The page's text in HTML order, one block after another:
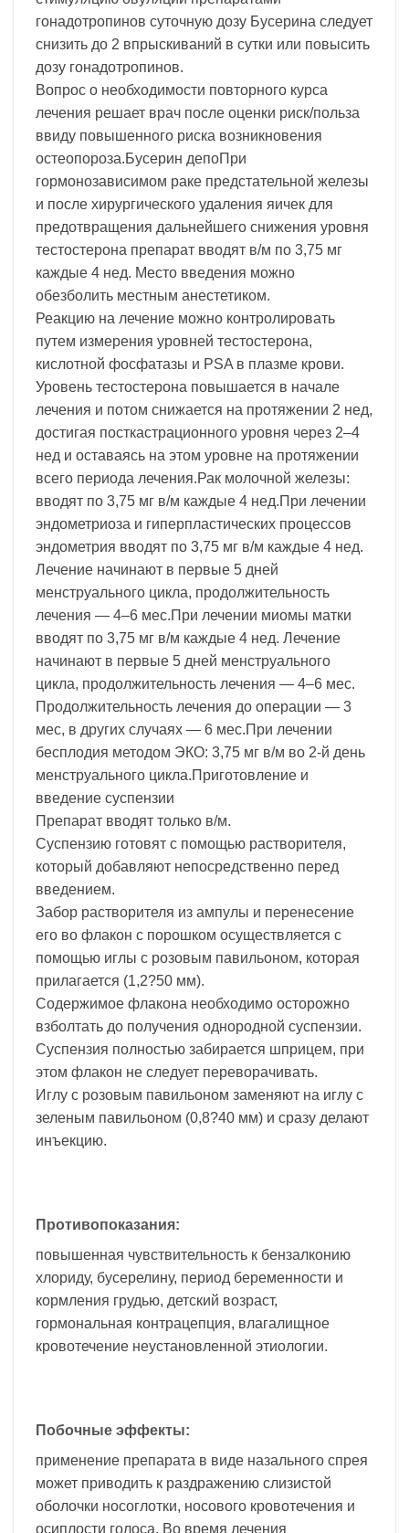
гонадотропинов суточную дозу Бусерина следует
снизить до 2 впрыскиваний в сутки или повысить
дозу гонадотропинов.
Вопрос о необходимости повторного курса
лечения решает врач после оценки риск/польза
ввиду повышенного риска возникновения
остеопороза.Бусерин депоПри
гормонозависимом раке предстательной железы
и после хирургического удаления яичек для
предотвращения дальнейшего снижения уровня
тестостерона препарат вводят в/м по 3,75 мг
каждые 4 нед. Место введения можно
обезболить местным анестетиком.
Реакцию на лечение можно контролировать
путем измерения уровней тестостерона,
кислотной фосфатазы и PSA в плазме крови.
Уровень тестостерона повышается в начале
лечения и потом снижается на протяжении 2 нед,
достигая посткастрационного уровня через 2–4
нед и оставаясь на этом уровне на протяжении
всего периода лечения.Рак молочной железы:
вводят по 3,75 мг в/м каждые 4 нед.При лечении
эндометриоза и гиперпластических процессов
эндометрия вводят по 3,75 мг в/м каждые 4 нед.
Лечение начинают в первые 5 дней
менструального цикла, продолжительность
лечения — 4–6 мес.При лечении миомы матки
вводят по 3,75 мг в/м каждые 4 нед. Лечение
начинают в первые 5 дней менструального
цикла, продолжительность лечения — 4–6 мес.
Продолжительность лечения до операции — 3
мес, в других случаях — 6 мес.При лечении
бесплодия методом ЭКО: 3,75 мг в/м во 2-й день
менструального цикла.Приготовление и
введение суспензии
Препарат вводят только в/м.
Суспензию готовят с помощью растворителя,
который добавляют непосредственно перед
введением.
Забор растворителя из ампулы и перенесение
его во флакон с порошком осуществляется с
помощью иглы с розовым павильоном, которая
прилагается (1,2?50 мм).
Содержимое флакона необходимо осторожно
взболтать до получения однородной суспензии.
Суспензия полностью забирается шприцем, при
этом флакон не следует переворачивать.
Иглу с розовым павильоном заменяют на иглу с
зеленым павильоном (0,8?40 мм) и сразу делают
инъекцию.
Противопоказания:
повышенная чувствительность к бензалконию
хлориду, бусерелину, период беременности и
кормления грудью, детский возраст,
гормональная контрацепция, влагалищное
кровотечение неустановленной этиологии.
Побочные эффекты:
применение препарата в виде назального спрея
может приводить к раздражению слизистой
оболочки носоглотки, носового кровотечения и
осиплости голоса. Во время лечения